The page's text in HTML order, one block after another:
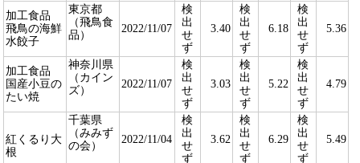
加工食品
飛鳥の海鮮
水餃子
東京都
（飛鳥食
品）
2022/11/07
検
出
せ
ず
3.40
検
出
せ
ず
6.18
検
出
せ
ず
5.36
加工食品
国産小豆の
たい焼
神奈川県
（カイン
ズ）
2022/11/07
検
出
せ
ず
3.03
検
出
せ
ず
5.22
検
出
せ
ず
4.79
紅くるり大
根
千葉県
（みみず
の会）
2022/11/04
検
出
せ
ず
3.62
検
出
せ
ず
6.29
検
出
せ
ず
5.49